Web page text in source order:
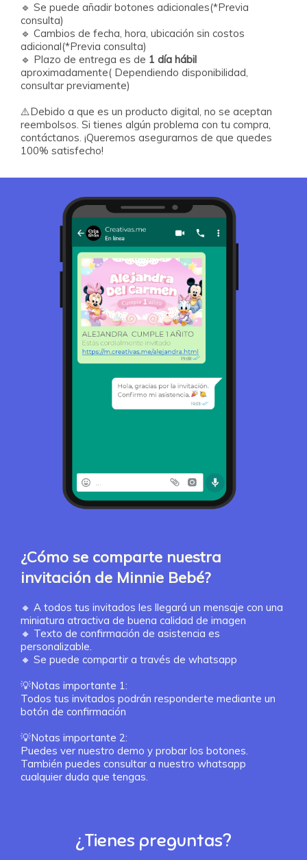
🔹 Se puede añadir botones adicionales(*Previa
consulta)
🔹 Cambios de fecha, hora, ubicación sin costos
adicional(*Previa consulta)
🔹 Plazo de entrega es de 1 día hábil
aproximadamente( Dependiendo disponibilidad,
consultar previamente)
⚠️Debido a que es un producto digital, no se aceptan
reembolsos. Si tienes algún problema con tu compra,
contáctanos. ¡Queremos asegurarnos de que quedes
¿Cómo se comparte nuestra
invitación de Minnie Bebé?
🔸 A todos tus invitados les llegará un mensaje con una
miniatura atractiva de buena calidad de imagen
🔸 Texto de confirmación de asistencia es
personalizable.
🔸 Se puede compartir a través de whatsapp
💡Notas importante 1:
Todos tus invitados podrán responderte mediante un
botón de confirmación
💡Notas importante 2:
Puedes ver nuestro demo y probar los botones.
También puedes consultar a nuestro whatsapp
¿Tienes preguntas?